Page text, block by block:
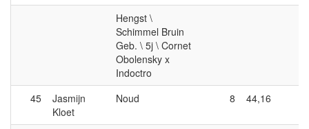
Hengst \
Schimmel Bruin
Geb. \ 5j \ Cornet
Obolensky x
Indoctro
45
Jasmijn
Kloet
Noud 8 44,16